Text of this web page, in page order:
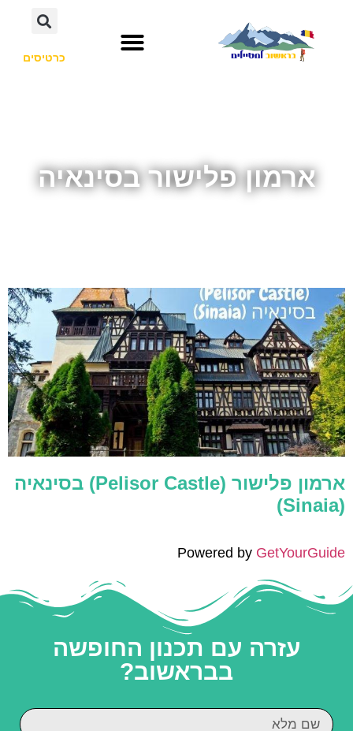
כרטיסים
ארמון פלישור בסינאיה
ארמון פלישור (Pelisor Castle) בסינאיה
(Sinaia)
Powered by GetYourGuide
עזרה עם תכנון החופשה
בבראשוב?